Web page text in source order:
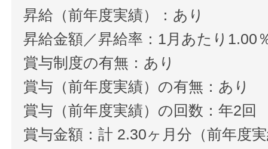
昇給（前年度実績）：あり
昇給金額／昇給率：1月あたり1.00
賞与制度の有無：あり
賞与（前年度実績）の有無：あり
賞与（前年度実績）の回数：年2回
賞与金額：計 2.30ヶ月分（前年度